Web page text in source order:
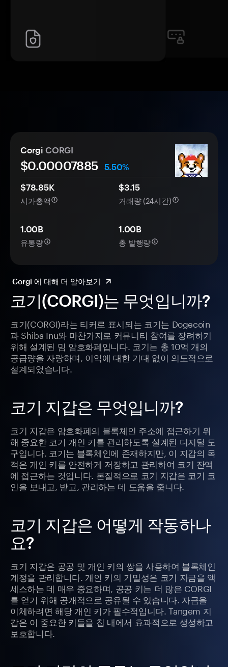
코기(CORGI)는 무엇입니까?
코기(CORGI)라는 티커로 표시되는 코기는 Dogecoin
과 Shiba Inu와 마찬가지로 커뮤니티 참여를 장려하기
위해 설계된 밈 암호화폐입니다. 코기는 총 10억 개의
공급량을 자랑하며, 이익에 대한 기대 없이 의도적으로
설계되었습니다.
코기 지갑은 무엇입니까?
코기 지갑은 암호화폐의 블록체인 주소에 접근하기 위
해 중요한 코기 개인 키를 관리하도록 설계된 디지털 도
구입니다. 코기는 블록체인에 존재하지만, 이 지갑의 목
적은 개인 키를 안전하게 저장하고 관리하여 코기 잔액
에 접근하는 것입니다. 본질적으로 코기 지갑은 코기 코
인을 보내고, 받고, 관리하는 데 도움을 줍니다.
코기 지갑은 어떻게 작동하나
요?
코기 지갑은 공공 및 개인 키의 쌍을 사용하여 블록체인
계정을 관리합니다. 개인 키의 기밀성은 코기 자금을 액
세스하는 데 매우 중요하며, 공공 키는 더 많은 CORGI
를 얻기 위해 공개적으로 공유될 수 있습니다. 자금을
이체하려면 해당 개인 키가 필수적입니다. Tangem 지
갑은 이 중요한 키들을 칩 내에서 효과적으로 생성하고
보호합니다.
Corgi CORGI
$0.00007885
5.50%
$78.85K
시가총액
$3.15
거래량 (24시간)
1.00B
유통량
1.00B
총 발행량
Corgi 에 대해 더 알아보기